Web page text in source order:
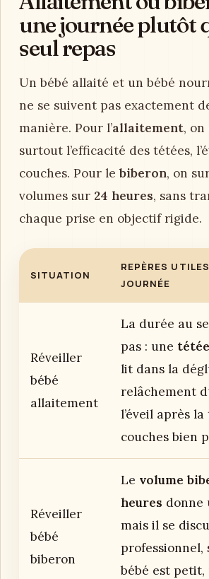
une journée plutôt
seul repas
Un bébé allaité et un bébé
ne se suivent pas exactement
manière. Pour l’allaitement, on
surtout l’efficacité des tétées,
couches. Pour lebiberon, on
volumes sur 24 heures, sans
chaque prise en objectif rigide.
SITUATION
REPÈRES
JOURNÉE
Réveiller
bébé
allaitement
La durée au
pas : une
lit dans la
relâchement
l’éveil après
couches bien
Réveiller
bébé
biberon
Le volume
heures donne
mais il se
professionnel,
bébé est